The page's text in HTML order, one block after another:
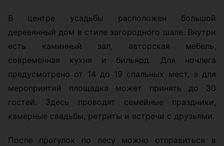
В центре усадьбы расположен большой
деревянный дом в стиле загородного шале. Внутри
есть каминный зал, авторская мебель,
современная кухня и бильярд. Для ночлега
предусмотрено от 14 до 19 спальных мест, а для
мероприятий площадка может принять до 30
гостей. Здесь проводят семейные праздники,
камерные свадьбы, ретриты и встречи с друзьями.
После прогулок по лесу можно отправиться в